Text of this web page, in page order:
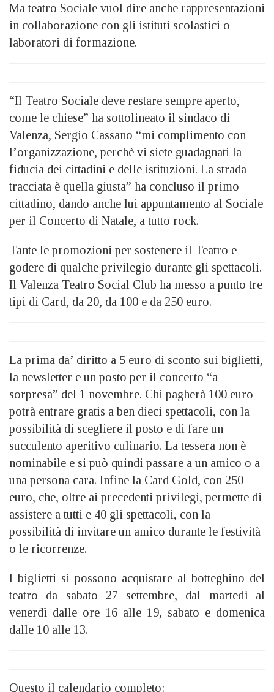
Ma teatro Sociale vuol dire anche rappresentazioni
in collaborazione con gli istituti scolastici o
laboratori di formazione.
“Il Teatro Sociale deve restare sempre aperto,
come le chiese” ha sottolineato il sindaco di
Valenza, Sergio Cassano “mi complimento con
l’organizzazione, perchè vi siete guadagnati la
fiducia dei cittadini e delle istituzioni. La strada
tracciata è quella giusta” ha concluso il primo
cittadino, dando anche lui appuntamento al Sociale
per il Concerto di Natale, a tutto rock.
Tante le promozioni per sostenere il Teatro e
godere di qualche privilegio durante gli spettacoli.
Il Valenza Teatro Social Club ha messo a punto tre
tipi di Card, da 20, da 100 e da 250 euro.
La prima da’ diritto a 5 euro di sconto sui biglietti,
la newsletter e un posto per il concerto “a
sorpresa” del 1 novembre. Chi pagherà 100 euro
potrà entrare gratis a ben dieci spettacoli, con la
possibilità di scegliere il posto e di fare un
succulento aperitivo culinario. La tessera non è
nominabile e si può quindi passare a un amico o a
una persona cara. Infine la Card Gold, con 250
euro, che, oltre ai precedenti privilegi, permette di
assistere a tutti e 40 gli spettacoli, con la
possibilità di invitare un amico durante le festività
o le ricorrenze.
I biglietti si possono acquistare al botteghino del
teatro da sabato 27 settembre, dal martedì al
venerdì dalle ore 16 alle 19, sabato e domenica
dalle 10 alle 13.
Questo il calendario completo: